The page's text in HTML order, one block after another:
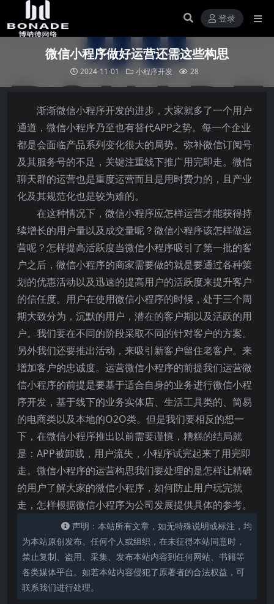
登录
微信小程序做好运营还需这些构思
2024-11-01 小程序开发 28
渐渐微信小程序开发的进步，大家就多了一个用户
通道，微信小程序乃至也有替代APP之势。每一个企业
都是会面临产品系列变化很大的局势。弥补微信订阅号
及其服务号的不足，关键注重线下推广用完即走。微信
聊天群的运营也是重度运营而且是用时费力的，且产业
化及其规范化也是较为难的。
在这种情况下，微信小程序应怎样运营才能获得持
续增长的用户量以及成交量呢？微信小程序该怎样做运
营呢？怎样提高活跃度当微信小程序吸引了第一批的客
户之后，微信小程序的商家需要做的就是要通过各种策
划的优惠活动以及迅速的提高用户的活跃度来提升客户
的信任度。用户在使用微信小程序的时候，处于三个周
期大致分为，沉默的用户，潜在的客户期以及活跃的用
户。我们要在不同的阶段采取不同的针对客户的方案。
另外我们还要推出活动，来吸引新客户留住老客户。来
增加客户的忠诚度。运营微信小程序的前提我们运营微
信小程序的前提是要基于适合自身的业务进行微信小程
序开发，基于线下的业务实体店、生活工具类的、简易
的电商类以及本地的O2O类。但是我们要相反的想一
下，在微信小程序推出以前需要谨慎，糟糕的结局就
是：APP被卸载，用户流失，小程序试完起来了用完即
走。微信小程序的运营构思我们要处理的是怎样让精确
的用户了解大家的微信小程序，如何防止用户玩完就
走，怎样根据微信小程序为公司发展提供具体的参考。
声明：本站所有文章，如无特殊说明或标注，均
为本站原创发布。任何个人或组织，在未征得本站同意时，
禁止复制、盗用、采集、发布本站内容到任何网站、书籍等
各类媒体平台。如若本站内容侵犯了原著者的合法权益，可
联系我们进行处理。